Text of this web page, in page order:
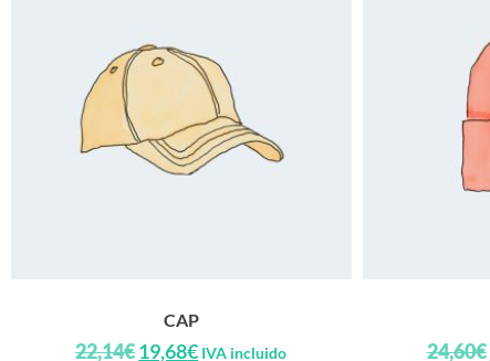
CAP
22,14€19,68€ IVA incluido 24,60€